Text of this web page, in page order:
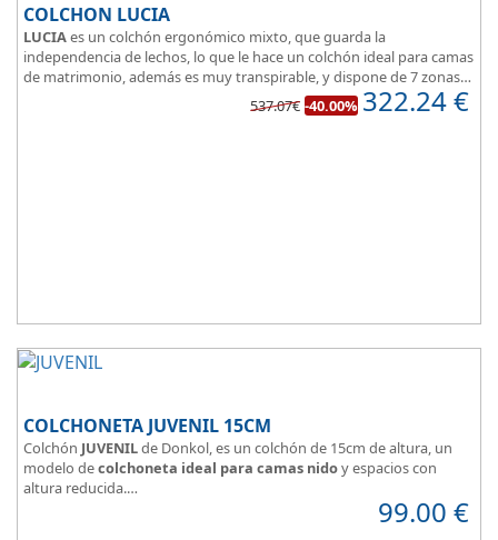
COLCHON LUCIA
LUCIAes un colchón ergonómico mixto, que guarda la
independencia de lechos, lo que le hace un colchón ideal para camas
de matrimonio, además es muy transpirable, y dispone de 7 zonas
537.07€ -40.00% 322.24€
COLCHONETA JUVENIL 15CM
Colchón JUVENILde Donkol, es un colchón de 15cm de altura, un
modelo decolchoneta ideal para camas nidoy espacios con
altura reducida.
suelen elegir
99.00 €